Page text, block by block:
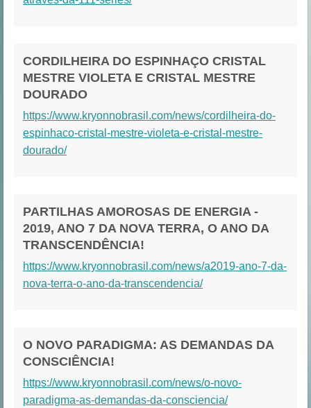
CORDILHEIRA DO ESPINHAÇO CRISTAL
MESTRE VIOLETA E CRISTAL MESTRE
DOURADO
https://www.kryonnobrasil.com/news/cordilheira-do-
espinhaco-cristal-mestre-violeta-e-cristal-mestre-
dourado/
PARTILHAS AMOROSAS DE ENERGIA -
2019, ANO 7 DA NOVA TERRA, O ANO DA
TRANSCENDÊNCIA!
https://www.kryonnobrasil.com/news/a2019-ano-7-da-
nova-terra-o-ano-da-transcendencia/
O NOVO PARADIGMA: AS DEMANDAS DA
CONSCIÊNCIA!
https://www.kryonnobrasil.com/news/o-novo-
paradigma-as-demandas-da-consciencia/